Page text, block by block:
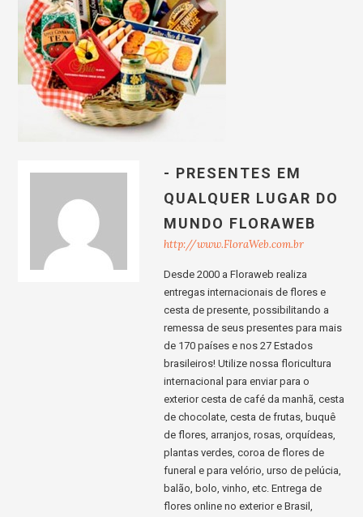
- PRESENTES EM
QUALQUER LUGAR DO
MUNDO FLORAWEB
http://www.FloraWeb.com.br
Desde 2000 a Floraweb realiza
entregas internacionais de flores e
cesta de presente, possibilitando a
remessa de seus presentes para mais
de 170 países e nos 27 Estados
brasileiros! Utilize nossa floricultura
internacional para enviar para o
exterior cesta de café da manhã, cesta
de chocolate, cesta de frutas, buquê
de flores, arranjos, rosas, orquídeas,
plantas verdes, coroa de flores de
funeral e para velório, urso de pelúcia,
balão, bolo, vinho, etc. Entrega de
flores online no exterior e Brasil,